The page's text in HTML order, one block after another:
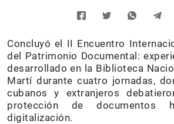
Concluyó el II Encuentro
del Patrimonio Documental:
desarrollado en la Biblioteca
Martí durante cuatro jornadas,
cubanos y extranjeros
protección de documentos
digitalización.